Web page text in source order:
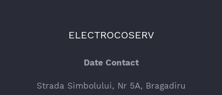
ELECTROCOSERV
Date Contact
Strada Simbolului, Nr 5A, Bragadiru